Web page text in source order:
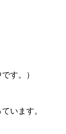
す。）
います。